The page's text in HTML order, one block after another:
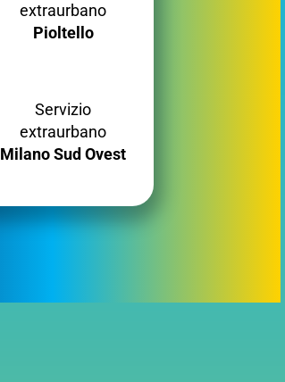
extraurbano
Pioltello
Servizio
extraurbano
Milano Sud Ovest